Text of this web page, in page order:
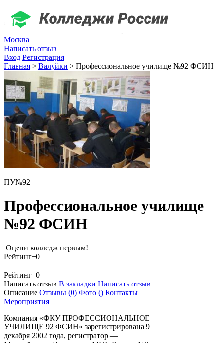
Москва
Написать отзыв
Вход Регистрация
Главная > Валуйки > Профессиональное училище №92 ФСИН
ПУ№92
Профессиональное училище
№92 ФСИН
Оцени колледж первым!
Рейтинг+0
Рейтинг+0
Написать отзыв В закладки Написать отзыв
Описание Отзывы (0) Фото () Контакты
Мероприятия
Компания «ФКУ ПРОФЕССИОНАЛЬНОЕ
УЧИЛИЩЕ 92 ФСИН» зарегистрирована 9
декабря 2002 года, регистратор —